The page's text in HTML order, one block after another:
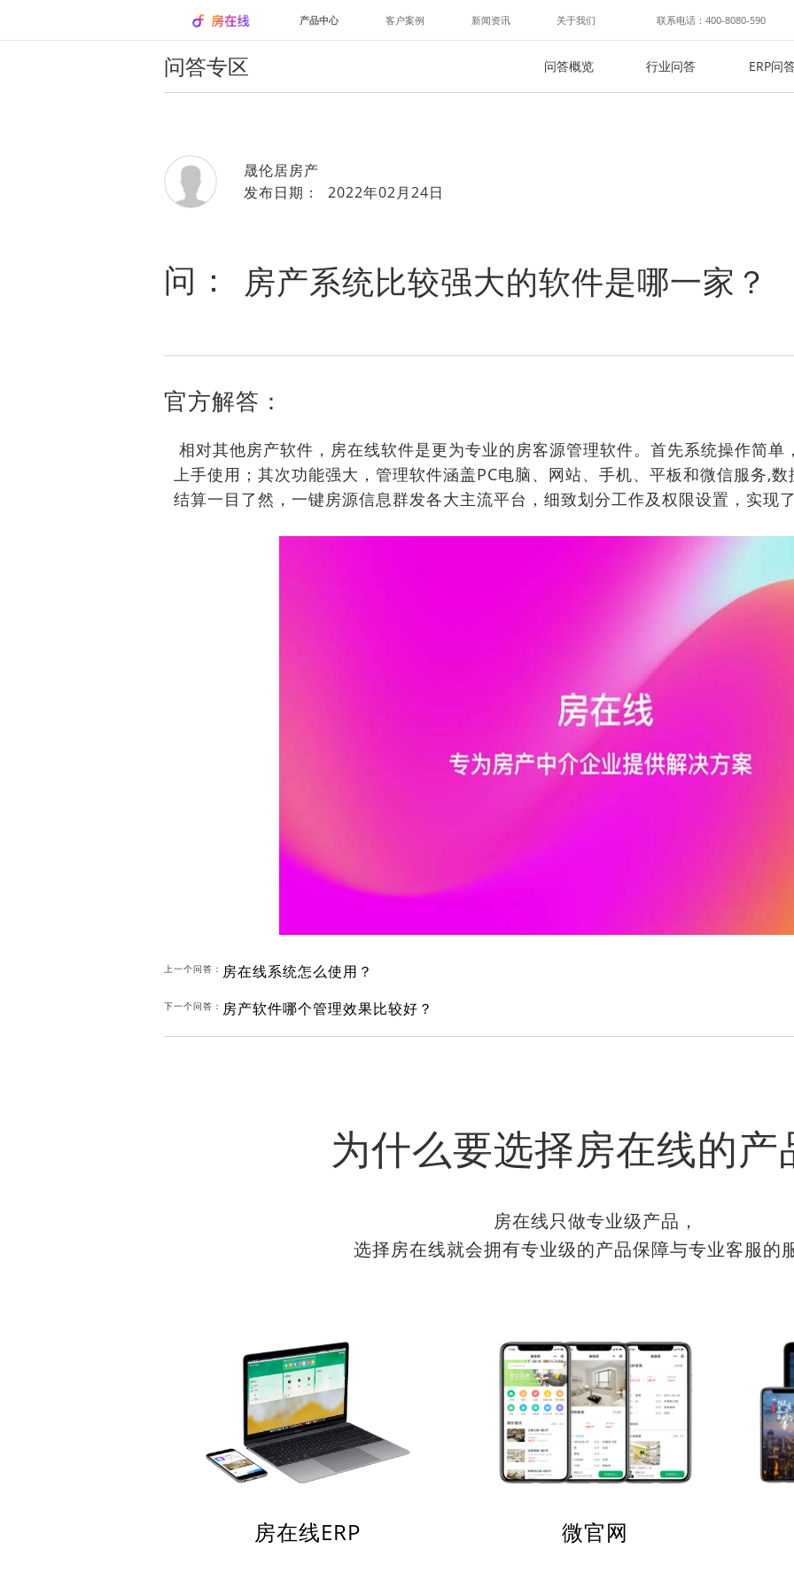
产品中心 客户案例 新闻资讯 关于我们 联系电话：400-8080-590
问答专区 问答概览 行业问答 ERP问
晟伦居房产
发布日期： 2022年02月24日
问： 房产系统比较强大的软件是哪一家？
官方解答：
相对其他房产软件，房在线软件是更为专业的房客源管理软件。首先系统操作简
上手使用；其次功能强大，管理软件涵盖PC电脑、网站、手机、平板和微信服务,
结算一目了然，一键房源信息群发各大主流平台，细致划分工作及权限设置，实现
上一个问答： 房在线系统怎么使用？
下一个问答： 房产软件哪个管理效果比较好？
为什么要选择房在线的产
房在线只做专业级产品，
选择房在线就会拥有专业级的产品保障与专业客服的
房在线ERP 微官网